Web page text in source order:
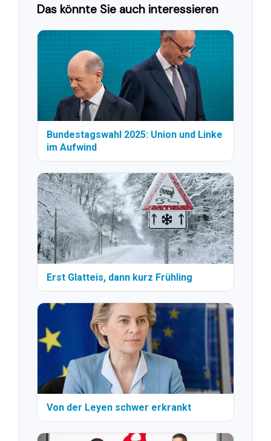
Das könnte Sie auch interessieren
Bundestagswahl 2025: Union und Linke
im Aufwind
Erst Glatteis, dann kurz Frühling
Von der Leyen schwer erkrankt